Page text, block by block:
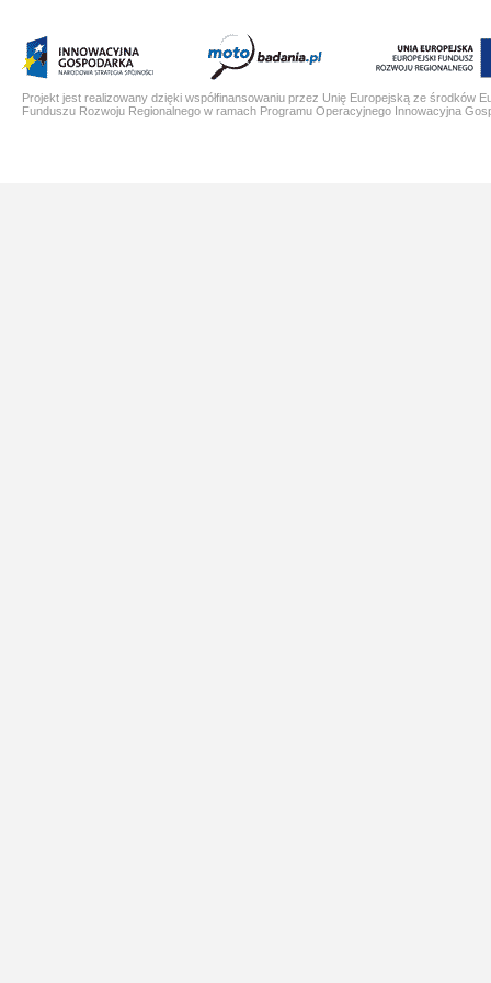
Projekt jest realizowany dzięki współfinansowaniu przez Unię Europejską ze środków
Funduszu Rozwoju Regionalnego w ramach Programu Operacyjnego Innowacyjna